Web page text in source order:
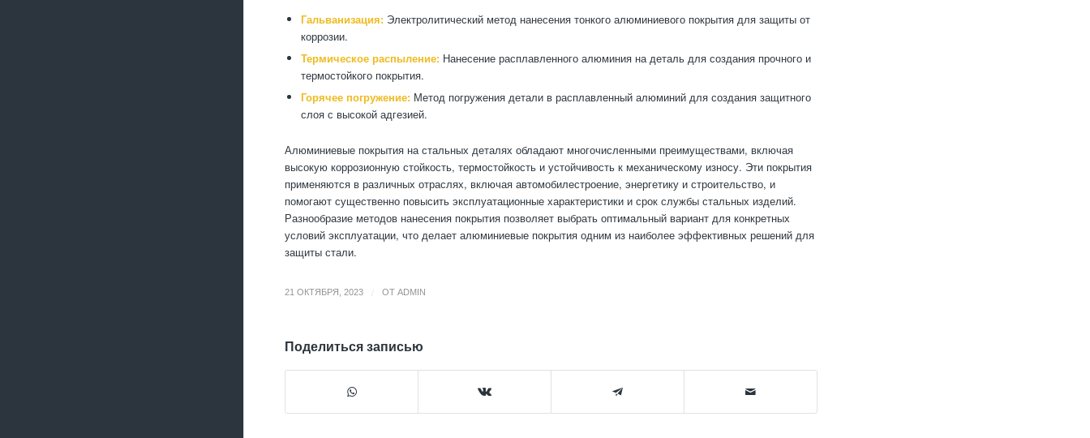
Гальванизация: Электролитический метод нанесения тонкого алюминиевого покрытия для защиты от
коррозии.
Термическое распыление: Нанесение расплавленного алюминия на деталь для создания прочного и
термостойкого покрытия.
Горячее погружение: Метод погружения детали в расплавленный алюминий для создания защитного
слоя с высокой адгезией.
Алюминиевые покрытия на стальных деталях обладают многочисленными преимуществами, включая
высокую коррозионную стойкость, термостойкость и устойчивость к механическому износу. Эти покрытия
применяются в различных отраслях, включая автомобилестроение, энергетику и строительство, и
помогают существенно повысить эксплуатационные характеристики и срок службы стальных изделий.
Разнообразие методов нанесения покрытия позволяет выбрать оптимальный вариант для конкретных
условий эксплуатации, что делает алюминиевые покрытия одним из наиболее эффективных решений для
защиты стали.
21 ОКТЯБРЯ, 2023 ОТ ADMIN
Поделиться записью